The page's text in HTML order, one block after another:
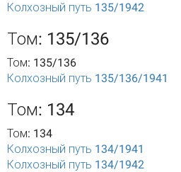
Колхозный путь 135/1942
Том: 135/136
Том: 135/136
Колхозный путь 135/136/1941
Том: 134
Том: 134
Колхозный путь 134/1941
Колхозный путь 134/1942